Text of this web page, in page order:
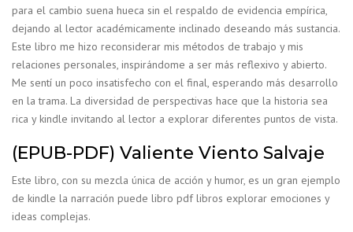
para el cambio suena hueca sin el respaldo de evidencia empírica,
dejando al lector académicamente inclinado deseando más sustancia.
Este libro me hizo reconsiderar mis métodos de trabajo y mis
relaciones personales, inspirándome a ser más reflexivo y abierto.
Me sentí un poco insatisfecho con el final, esperando más desarrollo
en la trama. La diversidad de perspectivas hace que la historia sea
rica y kindle invitando al lector a explorar diferentes puntos de vista.
(EPUB-PDF) Valiente Viento Salvaje
Este libro, con su mezcla única de acción y humor, es un gran ejemplo
de kindle la narración puede libro pdf libros explorar emociones y
ideas complejas.